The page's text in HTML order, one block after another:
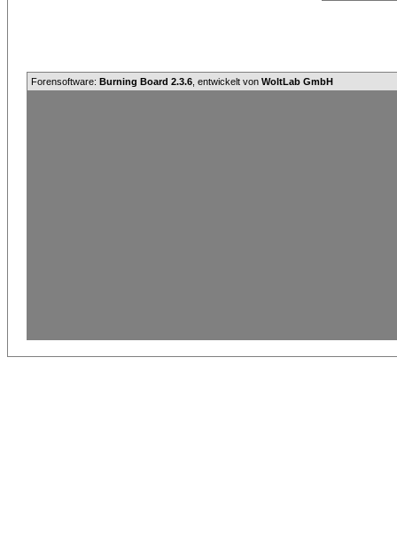
Forensoftware: Burning Board 2.3.6 , entwickelt von WoltLab GmbH